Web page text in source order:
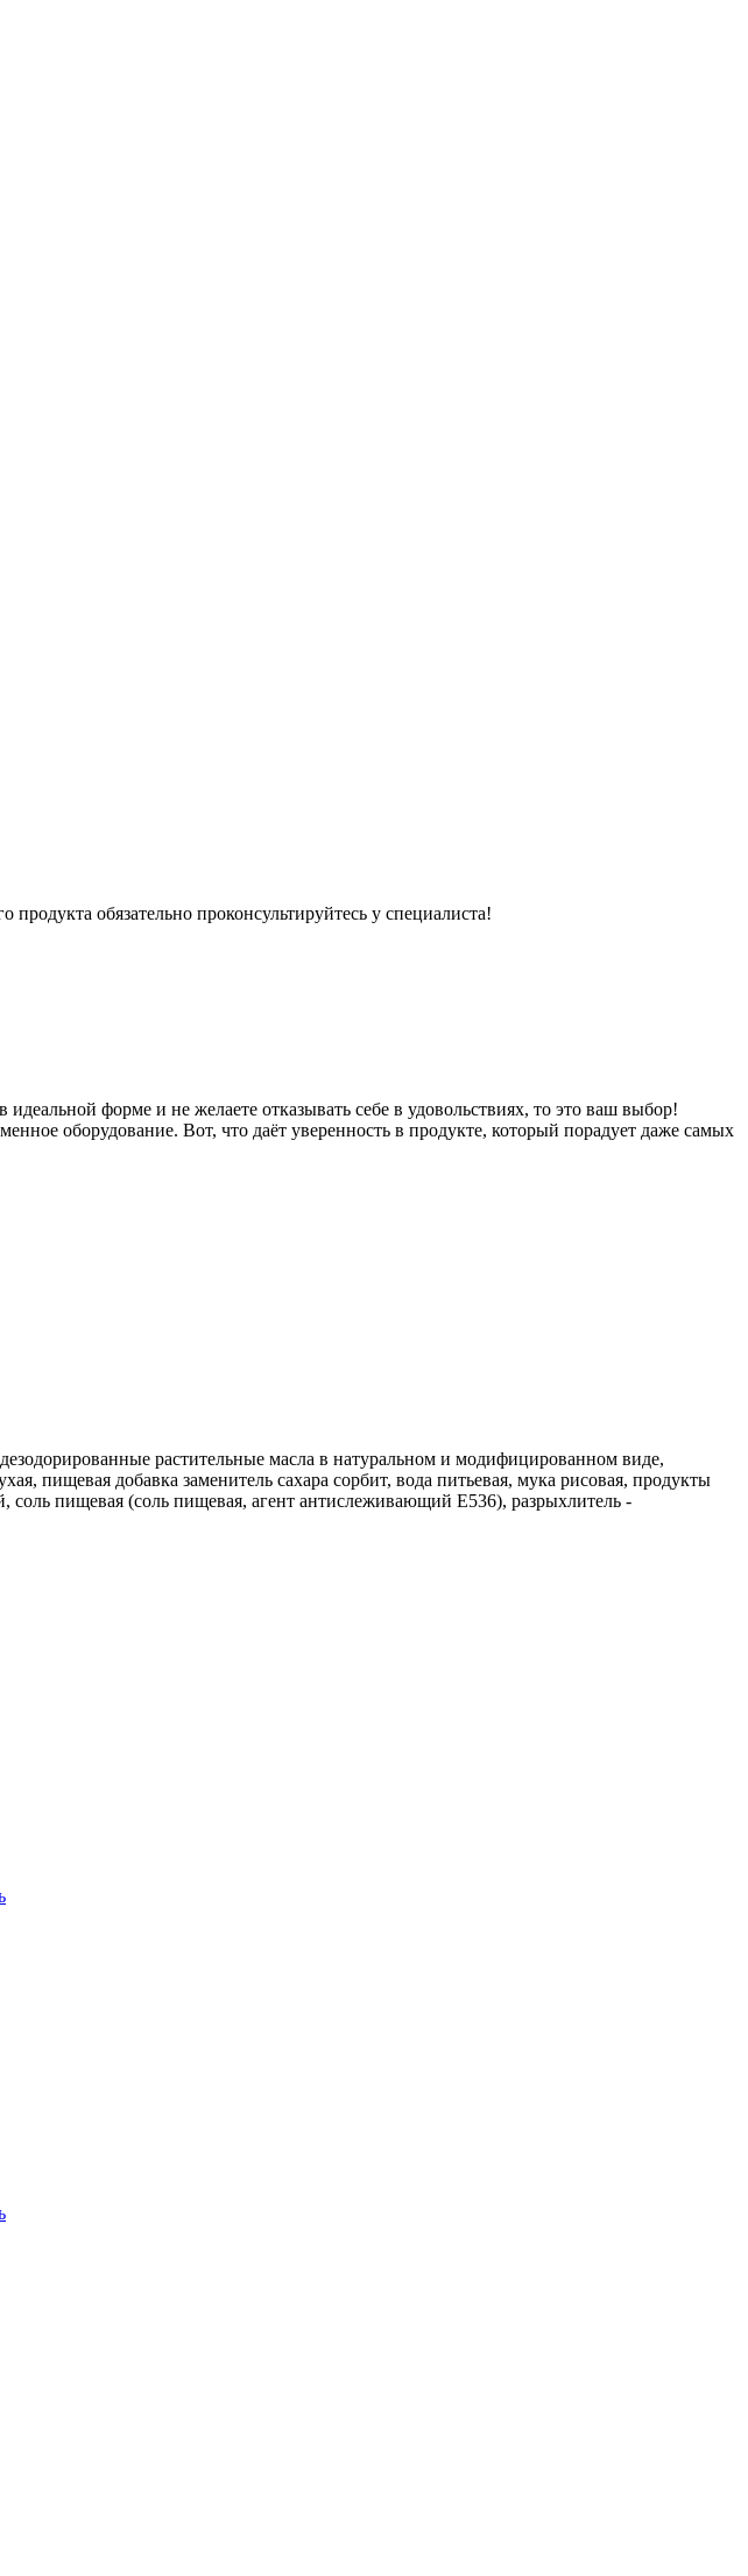
обязательно проконсультируйтесь у специалиста!
форме и не желаете отказывать себе в удовольствиях, то это ваш выбор!
оборудование. Вот, что даёт уверенность в продукте, который порадует даже самых
растительные масла в натуральном и модифицированном виде,
пищевая добавка заменитель сахара сорбит, вода питьевая, мука рисовая, продукты
соль пищевая (соль пищевая, агент антислеживающий Е536), разрыхлитель -